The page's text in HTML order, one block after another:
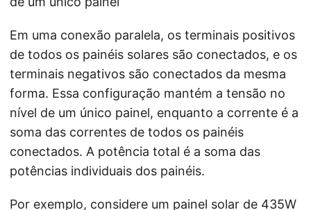
Em uma conexão paralela, os terminais positivos
de todos os painéis solares são conectados, e os
terminais negativos são conectados da mesma
forma. Essa configuração mantém a tensão no
nível de um único painel, enquanto a corrente é a
soma das correntes de todos os painéis
conectados. A potência total é a soma das
potências individuais dos painéis.
Por exemplo, considere um painel solar de 435W